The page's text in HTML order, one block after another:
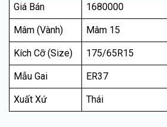
Giá Bán 1680000
Mâm (Vành) Mâm 15
Kích Cỡ (Size) 175/65R15
Mẫu Gai ER37
Xuất Xứ Thái